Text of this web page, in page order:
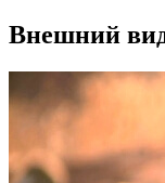
Внешний